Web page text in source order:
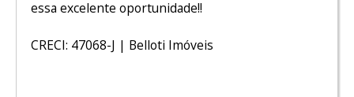
essa excelente oportunidade!!
CRECI: 47068-J | Belloti Imóveis